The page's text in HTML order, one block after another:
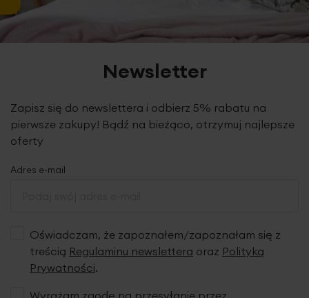
Newsletter
Zapisz się do newslettera i odbierz 5% rabatu na
pierwsze zakupy! Bądź na bieżąco, otrzymuj najlepsze
oferty
Adres e-mail
Oświadczam, że zapoznałem/zapoznałam się z
treścią Regulaminu newslettera oraz Polityką
Prywatności.